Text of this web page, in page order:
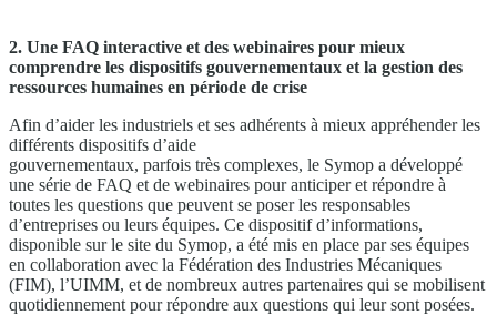
2. Une FAQ interactive et des webinaires pour mieux
comprendre les dispositifs gouvernementaux et la gestion des
ressources humaines en période de crise
Afin d’aider les industriels et ses adhérents à mieux appréhender les
différents dispositifs d’aide
gouvernementaux, parfois très complexes, le Symop a développé
une série de FAQ et de webinaires pour anticiper et répondre à
toutes les questions que peuvent se poser les responsables
d’entreprises ou leurs équipes. Ce dispositif d’informations,
disponible sur le site du Symop, a été mis en place par ses équipes
en collaboration avec la Fédération des Industries Mécaniques
(FIM), l’UIMM, et de nombreux autres partenaires qui se mobilisent
quotidiennement pour répondre aux questions qui leur sont posées.